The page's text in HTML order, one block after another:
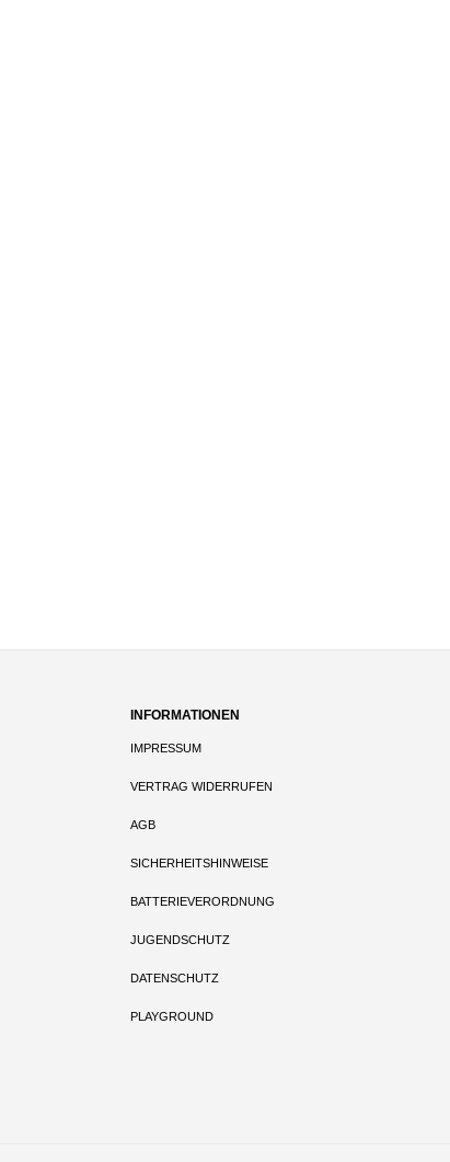
INFORMATIONEN
IMPRESSUM
VERTRAG WIDERRUFEN
AGB
SICHERHEITSHINWEISE
BATTERIEVERORDNUNG
JUGENDSCHUTZ
DATENSCHUTZ
PLAYGROUND